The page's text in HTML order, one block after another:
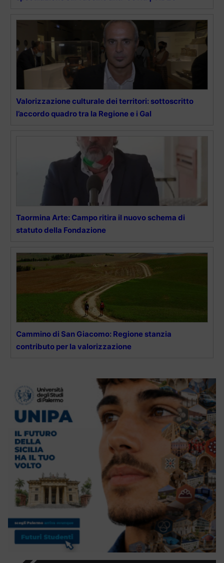
Valorizzazione culturale dei territori: sottoscritto
l’accordo quadro tra la Regione e i Gal
Taormina Arte: Campo ritira il nuovo schema di
statuto della Fondazione
Cammino di San Giacomo: Regione stanzia
contributo per la valorizzazione